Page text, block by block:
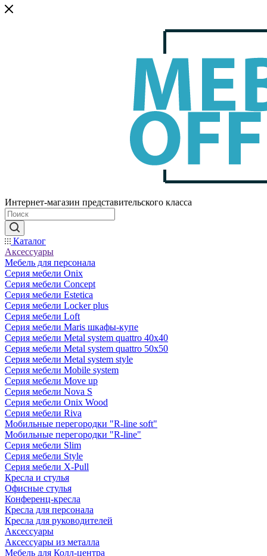
Интернет-магазин представительского класса
Каталог
Аксессуары
Мебель для персонала
Серия мебели Onix
Серия мебели Concept
Серия мебели Estetica
Серия мебели Locker plus
Серия мебели Loft
Серия мебели Maris шкафы-купе
Серия мебели Metal system quattro 40x40
Серия мебели Metal system quattro 50x50
Серия мебели Metal system style
Серия мебели Mobile system
Серия мебели Move up
Серия мебели Nova S
Серия мебели Onix Wood
Серия мебели Riva
Мобильные перегородки "R-line soft"
Мобильные перегородки "R-line"
Серия мебели Slim
Серия мебели Style
Серия мебели X-Pull
Кресла и стулья
Офисные стулья
Конференц-кресла
Кресла для персонала
Кресла для руководителей
Аксессуары
Аксессуары из металла
Мебель для Колл-центра